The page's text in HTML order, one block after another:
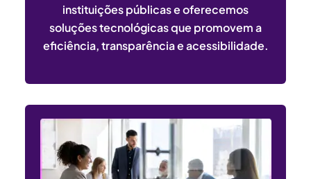
instituições públicas e oferecemos
soluções tecnológicas que promovem a
eficiência, transparência e acessibilidade.